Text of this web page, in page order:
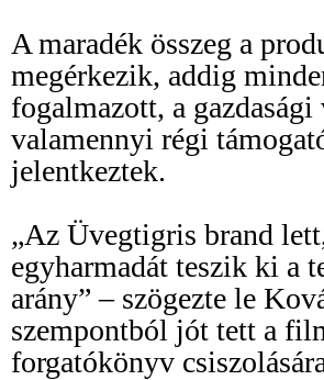
A maradék összeg a
megérkezik, addig
fogalmazott, a
valamennyi régi
jelentkeztek.
„Az Üvegtigris brand
egyharmadát teszik ki a
arány” – szögezte le
szempontból jót tett a
forgatókönyv